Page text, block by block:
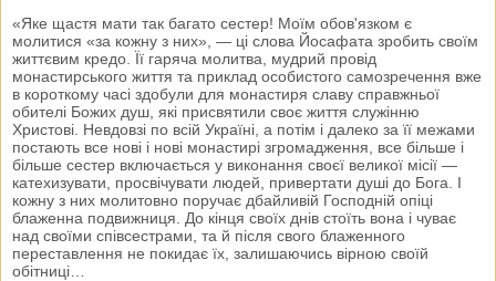
«Яке щастя мати так багато сестер! Моїм обов'язком є
молитися «за кожну з них», — ці слова Йосафата зробить своїм
життєвим кредо. Її гаряча молитва, мудрий провід
монастирського життя та приклад особистого самозречення вже
в короткому часі здобули для монастиря славу справжньої
обителі Божих душ, які присвятили своє життя служінню
Христові. Невдовзі по всій Україні, а потім і далеко за її межами
постають все нові і нові монастирі згромадження, все більше і
більше сестер включається у виконання своєї великої місії —
катехизувати, просвічувати людей, привертати душі до Бога. І
кожну з них молитовно поручає дбайливій Господній опіці
блаженна подвижниця. До кінця своїх днів стоїть вона і чуває
над своїми співсестрами, та й після свого блаженного
переставлення не покидає їх, залишаючись вірною своїй
обітниці…